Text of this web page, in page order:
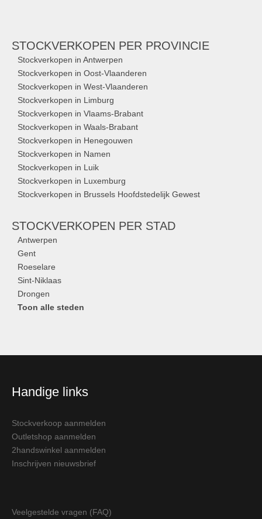
STOCKVERKOPEN PER PROVINCIE
Stockverkopen in Antwerpen
Stockverkopen in Oost-Vlaanderen
Stockverkopen in West-Vlaanderen
Stockverkopen in Limburg
Stockverkopen in Vlaams-Brabant
Stockverkopen in Waals-Brabant
Stockverkopen in Henegouwen
Stockverkopen in Namen
Stockverkopen in Luik
Stockverkopen in Luxemburg
Stockverkopen in Brussels Hoofdstedelijk Gewest
STOCKVERKOPEN PER STAD
Antwerpen
Gent
Roeselare
Sint-Niklaas
Drongen
Toon alle steden
Handige links
Stockverkoop aanmelden
Outletshop aanmelden
2handswinkel aanmelden
Inschrijven nieuwsbrief
Veelgestelde vragen (FAQ)